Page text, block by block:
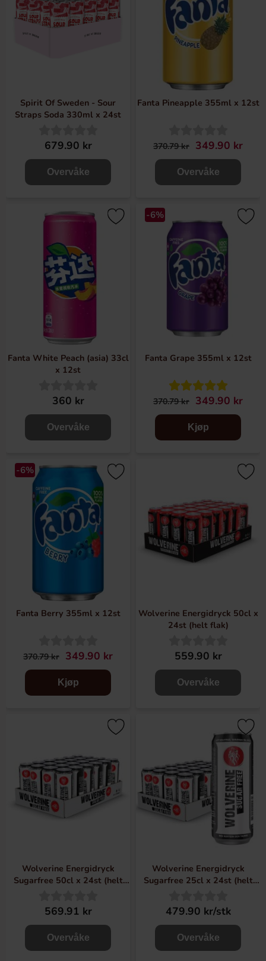
Spirit Of Sweden - Sour
Straps Soda 330ml x 24st
679.90 kr
Overvåke
Fanta Pineapple 355ml x 12st
370.79 kr 349.90 kr
Overvåke
Fanta White Peach (asia) 33cl
x 12st
360 kr
Overvåke
-6%
Fanta Grape 355ml x 12st
370.79 kr 349.90 kr
Kjøp
-6%
Fanta Berry 355ml x 12st
370.79 kr 349.90 kr
Kjøp
Wolverine Energidryck 50cl x
24st (helt flak)
559.90 kr
Overvåke
Wolverine Energidryck
Sugarfree 50cl x 24st (helt
569.91 kr
Overvåke
Wolverine Energidryck
Sugarfree 25cl x 24st (helt
479.90 kr/stk
Overvåke